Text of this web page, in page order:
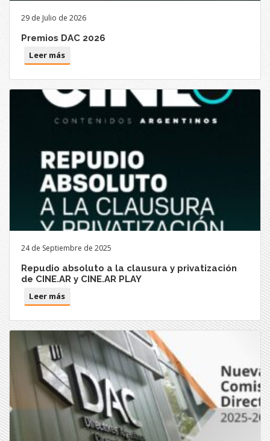
29 de Julio de 2026
Premios DAC 2026
Leer más
24 de Septiembre de 2025
Repudio absoluto a la clausura y privatización
de CINE.AR y CINE.AR PLAY
Leer más